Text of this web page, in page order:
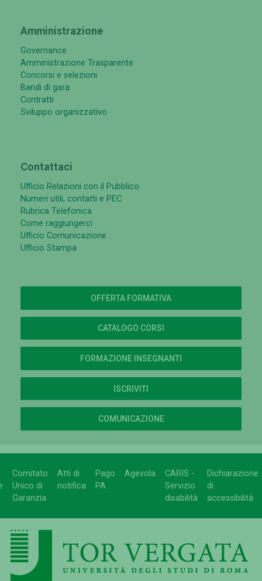
Amministrazione
Governance
Amministrazione Trasparente
Concorsi e selezioni
Bandi di gara
Contratti
Sviluppo organizzativo
Contattaci
Ufficio Relazioni con il Pubblico
Numeri utili, contatti e PEC
Rubrica Telefonica
Come raggiungerci
Ufficio Comunicazione
Ufficio Stampa
OFFERTA FORMATIVA
CATALOGO CORSI
FORMAZIONE INSEGNANTI
ISCRIVITI
COMUNICAZIONE
Comitato
Unico di
Garanzia
Atti di
notifica
Pago
PA
Agevola
CARIS -
Servizio
disabilità
Dichiarazione
di
accessibilità